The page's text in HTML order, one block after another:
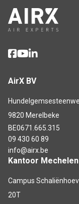
AirX BV
9820 Merelbeke
BE0671.665.315
09 430 60 89
info@airx.be
Kantoor Mechelen
Campus
20T